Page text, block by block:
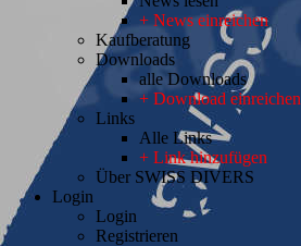
+ News einreichen
Kaufberatung
Downloads
alle Downloads
+ Download einreichen
Links
Alle Links
+ Link hinzufügen
Über SWISS DIVERS
Login
Login
Registrieren